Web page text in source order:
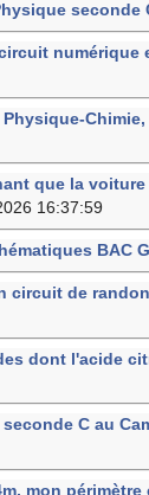
seconde
numérique
que la
16:37:59
BAC
circuit de
dont l'acide
C au
mon